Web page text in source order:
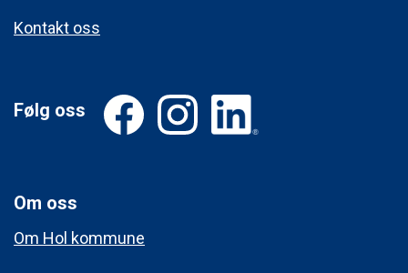
Kontakt oss
Følg oss
Om oss
Om Hol kommune